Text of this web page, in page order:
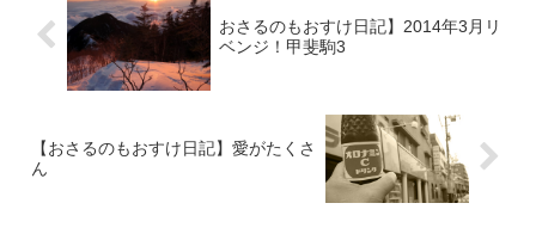
おさるのもおすけ日記】2014年3月リ
ベンジ！甲斐駒3
【おさるのもおすけ日記】愛がたくさ
ん